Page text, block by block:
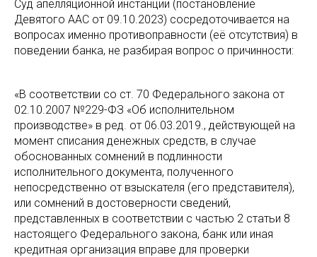
Суд апелляционной инстанции (постановление
Девятого ААС от 09.10.2023) сосредоточивается на
вопросах именно противоправности (её отсутствия) в
поведении банка, не разбирая вопрос о причинности:
«В соответствии со ст. 70 Федерального закона от
02.10.2007 №229-ФЗ «Об исполнительном
производстве» в ред. от 06.03.2019., действующей на
момент списания денежных средств, в случае
обоснованных сомнений в подлинности
исполнительного документа, полученного
непосредственно от взыскателя (его представителя),
или сомнений в достоверности сведений,
представленных в соответствии с частью 2 статьи 8
настоящего Федерального закона, банк или иная
кредитная организация вправе для проверки